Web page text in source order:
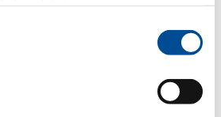
auch die vielleicht
Praktikum ist vor